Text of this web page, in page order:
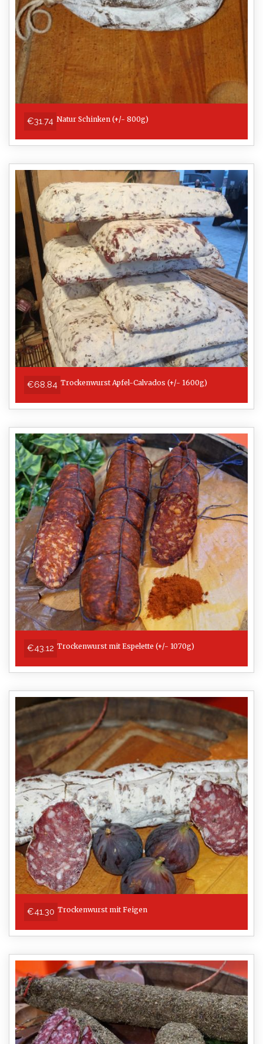
€31.74 Natur Schinken (+/- 800g)
€68.84 Trockenwurst Apfel-Calvados (+/- 1600g)
€43.12 Trockenwurst mit Espelette (+/- 1070g)
€41.30 Trockenwurst mit Feigen